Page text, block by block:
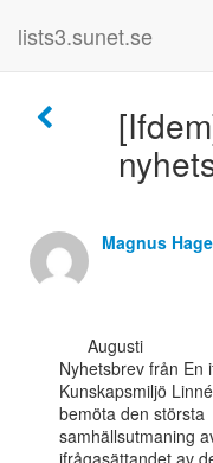
lists3.sunet.se
Magnus
Nyhetsbrev från En
Kunskapsmiljö
bemöta den största
samhällsutmaning
ifrågasättandet av